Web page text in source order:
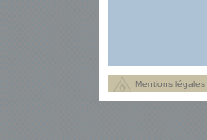
Mentions légales